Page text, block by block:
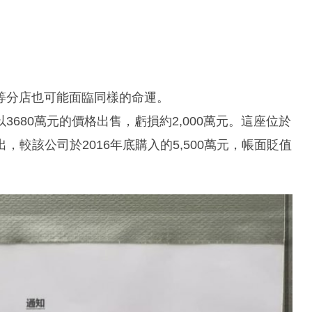
店也可能面臨同樣的命運。
萬元的價格出售，虧損約2,000萬元。這座位於
較該公司於2016年底購入的5,500萬元，帳面貶值